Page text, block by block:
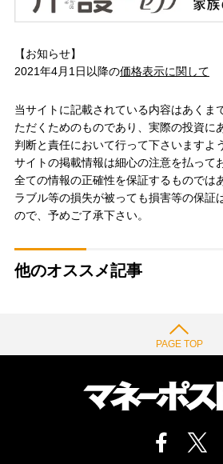
【お知らせ】
2021年4月1日以降の価格表示に関して
当サイトに記載されている内容はあくま
ただくためのものであり、実際の投資に
判断と責任において行って下さいますよ
サイトの掲載情報は細心の注意を払って
全ての情報の正確性を保証するものでは
ラブル等の損失が被っても損害等の保証
ので、予めご了承下さい。
他のオススメ記事
PAGE TOP